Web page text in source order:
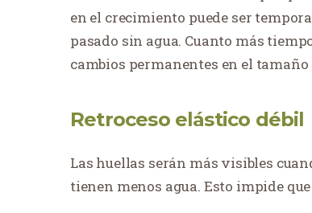
en el crecimiento puede ser
pasado sin agua. Cuanto más
cambios permanentes en el
Retroceso elástico débil
Las huellas serán más visibles
tienen menos agua. Esto impide